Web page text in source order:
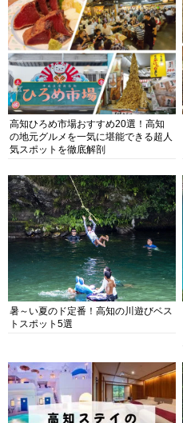
高知ひろめ市場おすすめ20選！高知
の地元グルメを一気に堪能できる超人
気スポットを徹底解剖
暑～い夏のド定番！高知の川遊びベス
トスポット5選